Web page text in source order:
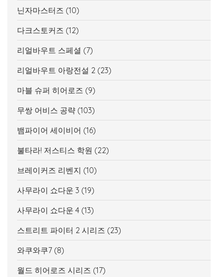
닌자마스터즈 (10)
다크스토커즈 (12)
리얼바우트 스페셜 (7)
리얼바우트 아랑전설 2 (23)
마블 슈퍼 히어로즈 (9)
무쌍 어비스 공략 (103)
뱀파이어 세이비어 (16)
불타라! 저스티스 학원 (22)
브레이커즈 리벤지 (10)
사무라이 쇼다운 3 (19)
사무라이 쇼다운 4 (13)
스트리트 파이터 2 시리즈 (23)
와쿠와쿠7 (8)
월드 히어로즈 시리즈 (17)